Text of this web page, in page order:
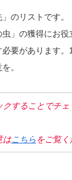
のリストです。
」の獲得にお役
要があります
。
クすることでチ
はこちらをご覧く